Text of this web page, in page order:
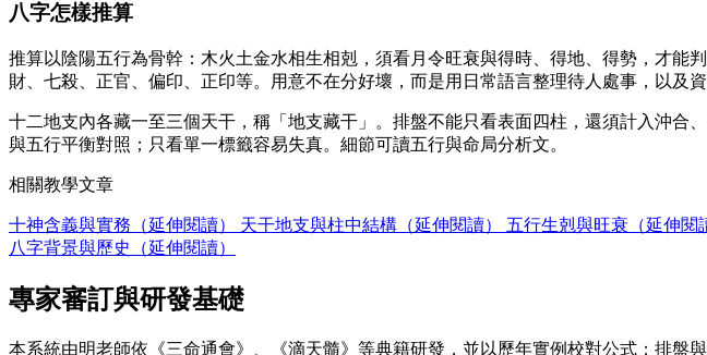
八字怎樣推算
推算以陰陽五行為骨幹：木火土金水相生相剋，須看月令旺衰與得時、得地、得勢，才
財、七殺、正官、偏印、正印等。用意不在分好壞，而是用日常語言整理待人處事，以及資
十二地支內各藏一至三個天干，稱「地支藏干」。排盤不能只看表面四柱，還須計入沖
與五行平衡對照；只看單一標籤容易失真。細節可讀五行與命局分析文。
相關教學文章
十神含義與實務（延伸閱讀） 天干地支與柱中結構（延伸閱讀） 五行生剋與旺衰（延伸閱
八字背景與歷史（延伸閱讀）
專家審訂與研發基礎
本系統由明老師依《三命通會》、《滴天髓》等典籍研發，並以歷年實例校對公式；排盤